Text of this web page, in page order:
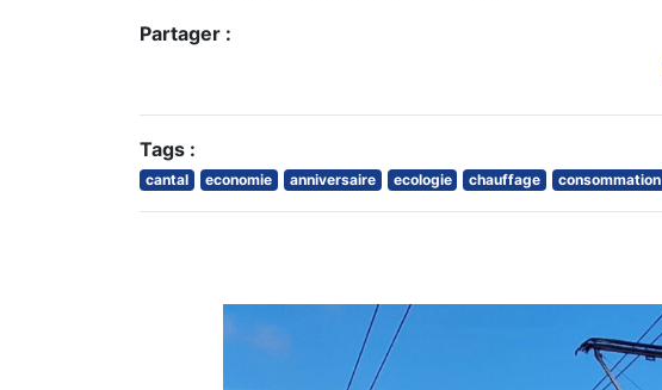
Partager :
Tags :
cantal economie anniversaire ecologie chauffage consommation